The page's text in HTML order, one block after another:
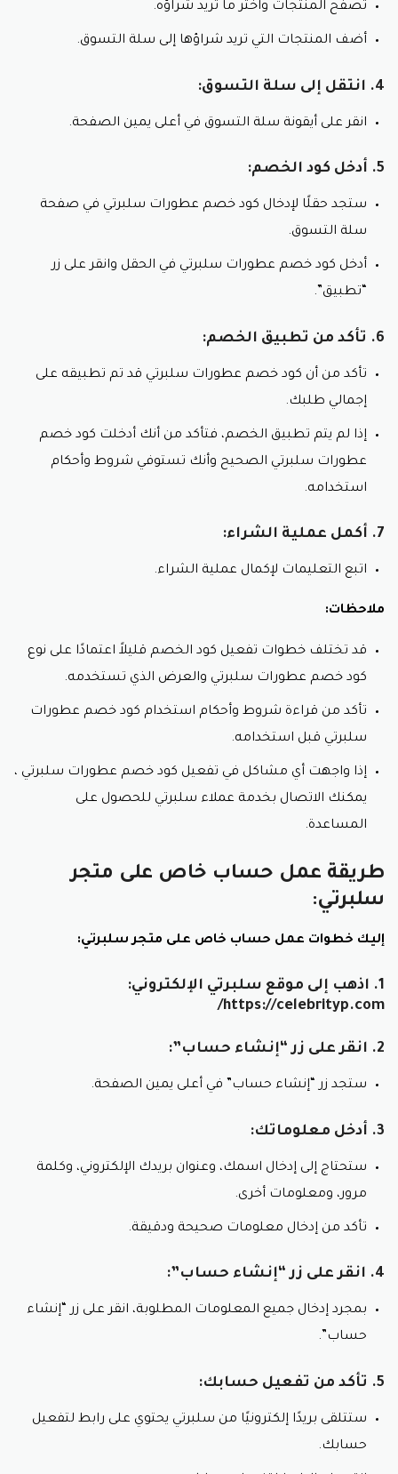
تصفح المنتجات واختر ما تريد شراؤه.
أضف المنتجات التي تريد شراؤها إلى سلة التسوق.
4. انتقل إلى سلة التسوق:
انقر على أيقونة سلة التسوق في أعلى يمين الصفحة.
5. أدخل كود الخصم:
ستجد حقلًا لإدخال كود خصم عطورات سلبرتي في صفحة
سلة التسوق.
أدخل كود خصم عطورات سلبرتي في الحقل وانقر على زر
“تطبيق”.
6. تأكد من تطبيق الخصم:
تأكد من أن كود خصم عطورات سلبرتي قد تم تطبيقه على
إجمالي طلبك.
إذا لم يتم تطبيق الخصم، فتأكد من أنك أدخلت كود خصم
عطورات سلبرتي الصحيح وأنك تستوفي شروط وأحكام
استخدامه.
7. أكمل عملية الشراء:
اتبع التعليمات لإكمال عملية الشراء.
ملاحظات:
قد تختلف خطوات تفعيل كود الخصم قليلاً اعتمادًا على نوع
كود خصم عطورات سلبرتي والعرض الذي تستخدمه.
تأكد من قراءة شروط وأحكام استخدام كود خصم عطورات
سلبرتي قبل استخدامه.
إذا واجهت أي مشاكل في تفعيل كود خصم عطورات سلبرتي ،
يمكنك الاتصال بخدمة عملاء سلبرتي للحصول على
المساعدة.
طريقة عمل حساب خاص على متجر
سلبرتي:
إليك خطوات عمل حساب خاص على متجر سلبرتي:
1. اذهب إلى موقع سلبرتي الإلكتروني:
https://celebrityp.com/
2. انقر على زر “إنشاء حساب”:
ستجد زر “إنشاء حساب” في أعلى يمين الصفحة.
3. أدخل معلوماتك:
ستحتاج إلى إدخال اسمك، وعنوان بريدك الإلكتروني، وكلمة
مرور، ومعلومات أخرى.
تأكد من إدخال معلومات صحيحة ودقيقة.
4. انقر على زر “إنشاء حساب”:
بمجرد إدخال جميع المعلومات المطلوبة، انقر على زر “إنشاء
حساب”.
5. تأكد من تفعيل حسابك:
ستتلقى بريدًا إلكترونيًا من سلبرتي يحتوي على رابط لتفعيل
حسابك.